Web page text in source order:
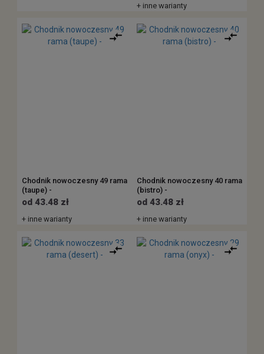
+ inne warianty
Chodnik nowoczesny 49 rama
(taupe) -
od 43.48 zł
+ inne warianty
Chodnik nowoczesny 40 rama
(bistro) -
od 43.48 zł
+ inne warianty